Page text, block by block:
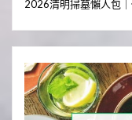
2026清明掃墓懶人包